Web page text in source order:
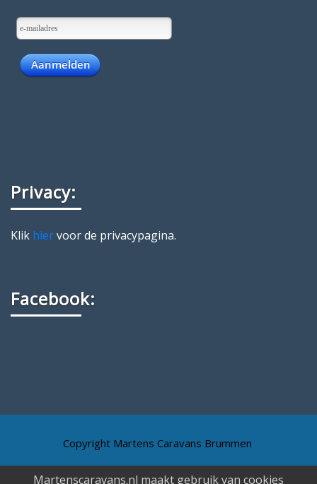
Privacy:
Klik hiervoor de privacypagina.
Facebook:
Copyright Martens Caravans Brummen
Martenscaravans.nl maakt gebruik van cookies